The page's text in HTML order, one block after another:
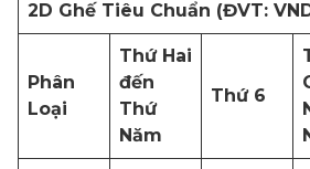
2D Ghế Tiêu Chuẩn (ĐVT:
Phân
Loại
Thứ Hai
đến
Thứ
Năm
Thứ 6